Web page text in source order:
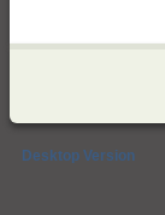
Desktop Version